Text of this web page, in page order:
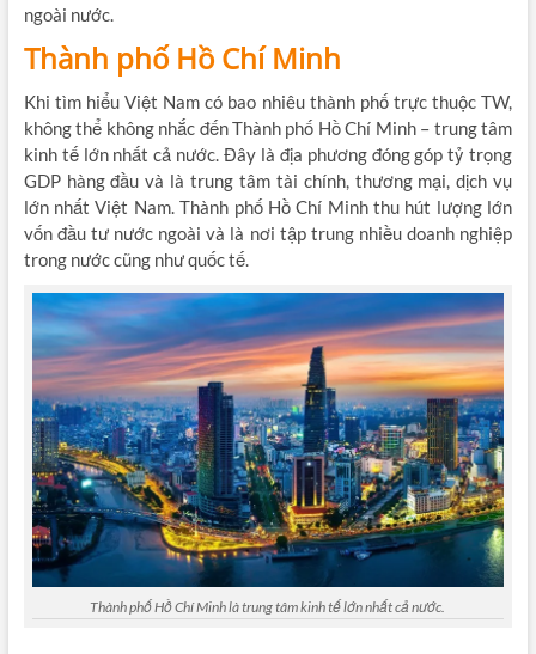
ngoài nước.
Thành phố Hồ Chí Minh
Khi tìm hiểu Việt Nam có bao nhiêu thành phố trực thuộc TW,
không thể không nhắc đến Thành phố Hồ Chí Minh – trung tâm
kinh tế lớn nhất cả nước. Đây là địa phương đóng góp tỷ trọng
GDP hàng đầu và là trung tâm tài chính, thương mại, dịch vụ
lớn nhất Việt Nam. Thành phố Hồ Chí Minh thu hút lượng lớn
vốn đầu tư nước ngoài và là nơi tập trung nhiều doanh nghiệp
trong nước cũng như quốc tế.
Thành phố Hồ Chí Minh là trung tâm kinh tế lớn nhất cả nước.